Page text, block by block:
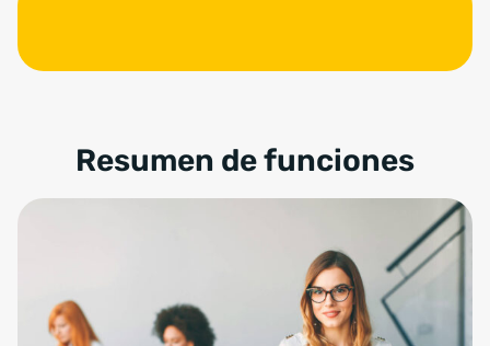
Resumen de funciones